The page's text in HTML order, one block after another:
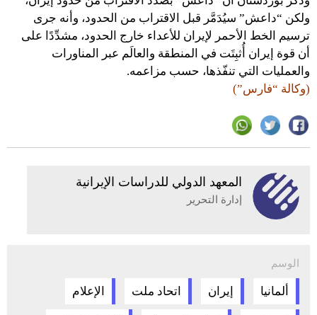
ولكن “داعش” سيُدَمَّر قبل الاقتراب من الحدود، وأنه جرى
ترسيم الخط الأحمر لإيران للأعداء خارج الحدود، مشدِّدًا على
أن قوة إيران أُثبِتَت في المنطقة والعالَم عبر المناورات
والعمليات التي تنفّذها، حسب مزاعمه.
(وكالة “فارس”)
المعهد الدولي للدراسات الإيرانية
إدارة التحرير
الوسم
ألمانيا إيران اتحاد ملت الإعلام